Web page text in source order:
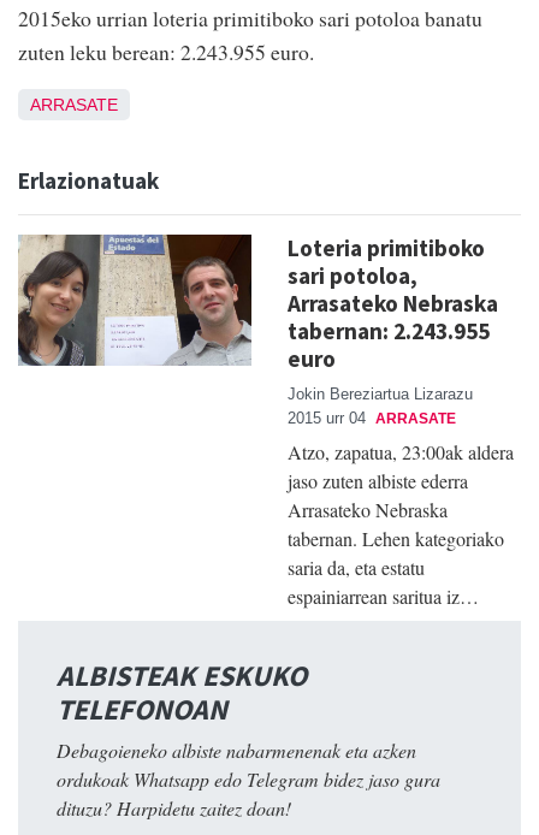
2015eko urrian loteria primitiboko sari potoloa banatu
zuten leku berean: 2.243.955 euro.
ARRASATE
Erlazionatuak
Loteria primitiboko
sari potoloa,
Arrasateko Nebraska
tabernan: 2.243.955
euro
Jokin Bereziartua Lizarazu
2015 urr 04 ARRASATE
Atzo, zapatua, 23:00ak aldera
jaso zuten albiste ederra
Arrasateko Nebraska
tabernan. Lehen kategoriako
saria da, eta estatu
espainiarrean saritua iz…
ALBISTEAK ESKUKO
TELEFONOAN
Debagoieneko albiste nabarmenenak eta azken
ordukoak Whatsapp edo Telegram bidez jaso gura
dituzu? Harpidetu zaitez doan!